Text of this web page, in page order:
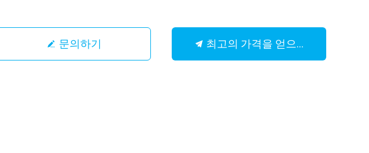
문의하기 최고의 가격을 얻으십시오